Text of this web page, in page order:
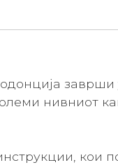
нивниот
кои